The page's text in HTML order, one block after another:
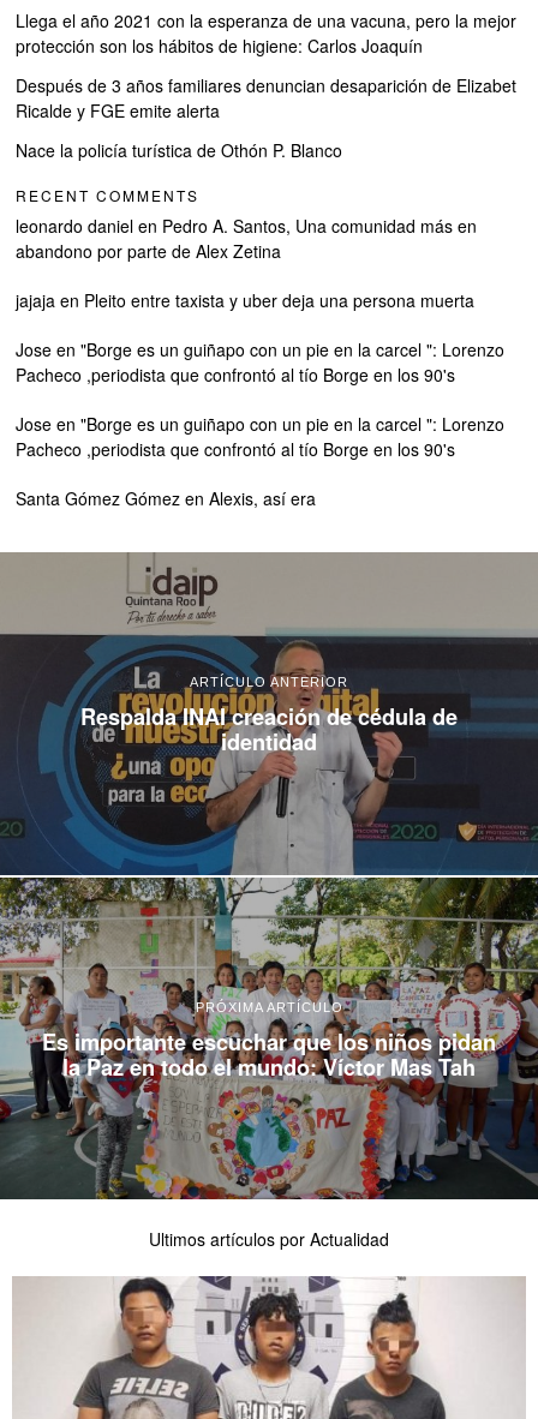
Llega el año 2021 con la esperanza de una vacuna, pero la mejor
protección son los hábitos de higiene: Carlos Joaquín
Después de 3 años familiares denuncian desaparición de Elizabet
Ricalde y FGE emite alerta
Nace la policía turística de Othón P. Blanco
RECENT COMMENTS
leonardo daniel en Pedro A. Santos, Una comunidad más en
abandono por parte de Alex Zetina
jajaja en Pleito entre taxista y uber deja una persona muerta
Jose en"Borge es un guiñapo con un pie en la carcel ": Lorenzo
Pacheco ,periodista que confrontó al tío Borge en los 90's
Jose en"Borge es un guiñapo con un pie en la carcel ": Lorenzo
Pacheco ,periodista que confrontó al tío Borge en los 90's
Santa Gómez Gómez enAlexis, así era
ARTÍCULO ANTERIOR
Respalda INAI creación de cédula de
identidad
PRÓXIMA ARTÍCULO
Es importante escuchar que los niños pidan
la Paz en todo el mundo: Víctor Mas Tah
Ultimos artículos por Actualidad